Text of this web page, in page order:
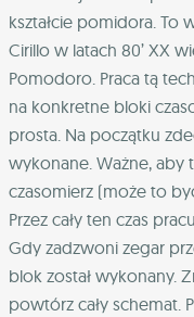
kształcie pomidora. To
Cirillo w latach 80’ XX
Pomodoro. Praca tą
na konkretne bloki
prosta. Na początku
wykonane. Ważne, aby
czasomierz (może to
Przez cały ten czas
Gdy zadzwoni zegar
blok został wykonany.
powtórz cały schemat.